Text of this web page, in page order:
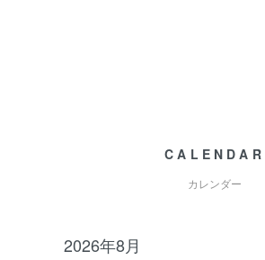
CALENDAR
カレンダー
2026年8月